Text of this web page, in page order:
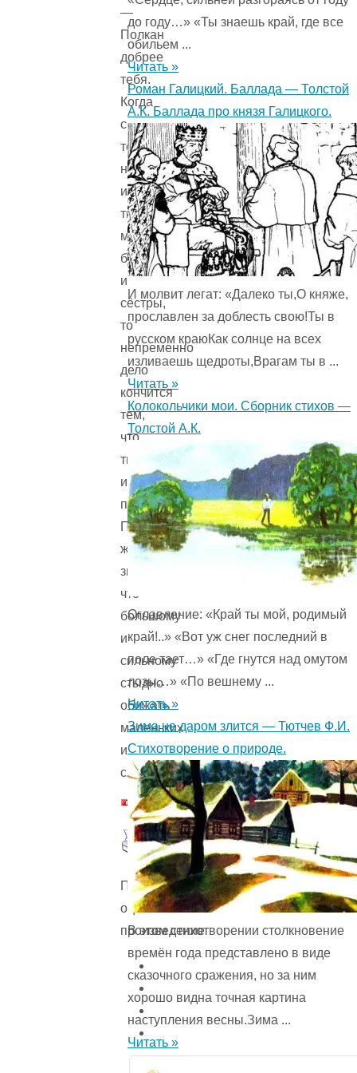
—
Полкан
добрее
тебя.
Когда
с
тобою
начнут
играть
твои
маленькие
братья
и
сёстры,
то
непременно
дело
кончится
тем,
что
ты
их
приколотишь.
Полкан
же
знает,
что
большому
и
сильному
стыдно
обижать
маленьких
и
слабых.
Пожалуйста,
оцените
произведение
до году…» «Ты знаешь край, где все
обильем ...
Читать »
Роман Галицкий. Баллада — Толстой
А.К. Баллада про князя Галицкого.
И молвит легат: «Далеко ты,О княже,
прославлен за доблесть свою!Ты в
русском краюКак солнце на всех
изливаешь щедроты,Врагам ты в ...
Читать »
Колокольчики мои. Сборник стихов —
Толстой А.К.
Оглавление: «Край ты мой, родимый
край!..» «Вот уж снег последний в
поле тает…» «Где гнутся над омутом
лозы…» «По вешнему ...
Читать »
Зима не даром злится — Тютчев Ф.И.
Стихотворение о природе.
В этом стихотворении столкновение
времён года представ­лено в виде
сказочного сражения, но за ним
хорошо видна точная картина
наступления весны.Зима ...
Читать »